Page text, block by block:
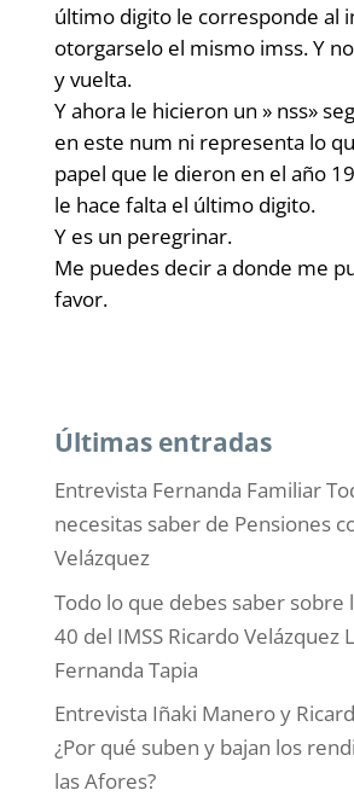
último digito le corresponde al
otorgarselo el mismo imss. Y
y vuelta.
Y ahora le hicieron un » nss»
en este num ni representa lo
papel que le dieron en el año
le hace falta el último digito.
Y es un peregrinar.
Me puedes decir a donde me
favor.
Últimas entradas
Entrevista Fernanda Familiar
necesitas saber de Pensiones
Velázquez
Todo lo que debes saber sobre
40 del IMSS Ricardo Velázquez
Fernanda Tapia
Entrevista Iñaki Manero y
¿Por qué suben y bajan los
las Afores?